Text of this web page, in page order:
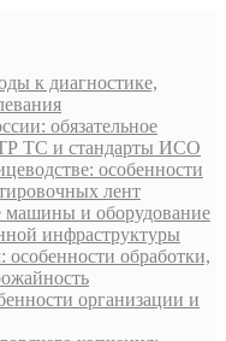
к диагностике,
обязательное
ТР ТС и стандарты ИСО
особенности
лент
машины и оборудование
инфраструктуры
обработки,
организации и